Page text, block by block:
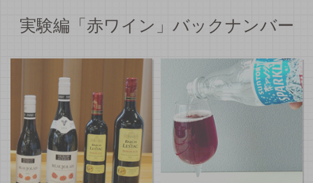
実験編「赤ワイン」バックナンバー